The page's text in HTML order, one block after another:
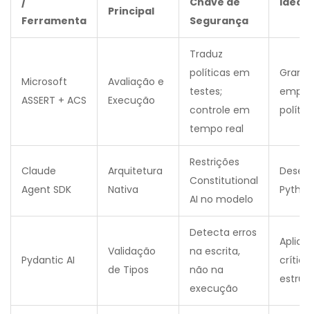
Ferramenta
Principal
Segurança
Microsoft
ASSERT + ACS
Avaliação e
Execução
Traduz
políticas em
testes;
controle em
tempo real
Claude
Agent SDK
Arquitetura
Nativa
Restrições
Constitutional
AI no modelo
Pydantic AI
Validação
de Tipos
Detecta erros
na escrita,
não na
execução